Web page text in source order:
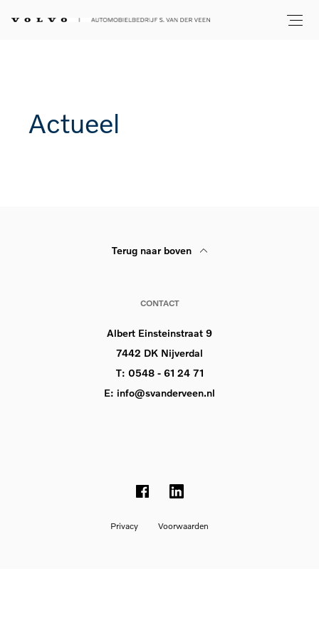
Actueel
Terug naar boven
CONTACT
Albert Einsteinstraat 9
7442 DK Nijverdal
T: 0548 - 61 24 71
E: info@svanderveen.nl
Privacy Voorwaarden